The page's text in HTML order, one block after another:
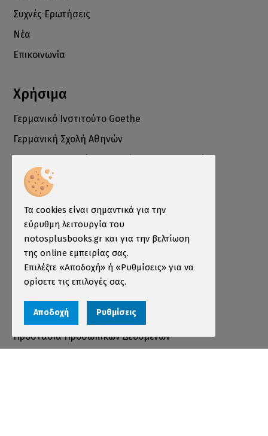
Συχνές Ερωτήσεις
Νέα
Επικοινωνία
Χρήσιμα
Γερμανικό Ινστιτούτο Goethe
Γερμανική Σχολή Αθηνών
Επιμελητήριο
Ινστιτούτο ÖSD Ελλάδας
Πληροφορίες
Τρόποι Παραγγελίας
Τρόποι Πληρωμής
Τρόποι Αποστολής
Όροι χρήσης
Προστασία Προσωπικών Δεδομένων
Τα cookies είναι σημαντικά για την
εύρυθμη λειτουργία του
notosplusbooks.gr και για την βελτίωση
της online εμπειρίας σας.
Επιλέξτε «Αποδοχή» ή «Ρυθμίσεις» για να
ορίσετε τις επιλογές σας.
Αποδοχή Ρυθμίσεις